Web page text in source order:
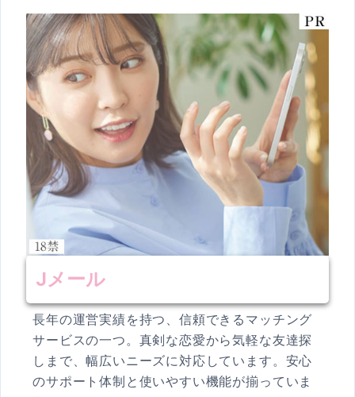
Jメール
長年の運営実績を持つ、信頼できるマッチング
サービスの一つ。真剣な恋愛から気軽な友達探
しまで、幅広いニーズに対応しています。安心
のサポート体制と使いやすい機能が揃っていま